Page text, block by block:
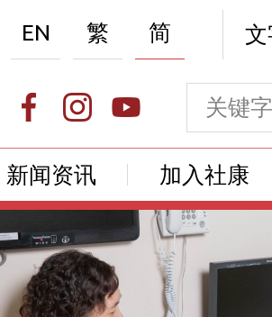
EN 繁 简
新闻资讯 加入社康